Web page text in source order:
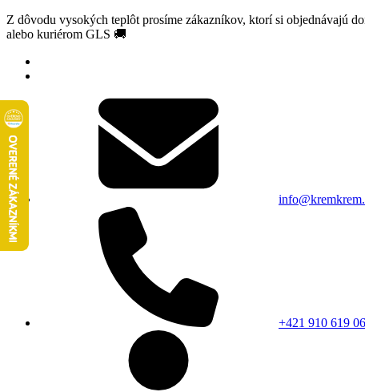
Z dôvodu vysokých teplôt prosíme zákazníkov, ktorí si objednávajú
alebo kuriérom GLS 🚚
+421 910 619